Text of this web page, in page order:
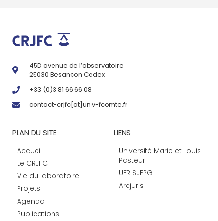
45D avenue de l’observatoire
25030 Besançon Cedex
+33 (0)3 81 66 66 08
contact-crjfc[at]univ-fcomte.fr
PLAN DU SITE
Accueil
Le CRJFC
Vie du laboratoire
Projets
Agenda
Publications
LIENS
Université Marie et Louis
Pasteur
UFR SJEPG
Arcjuris